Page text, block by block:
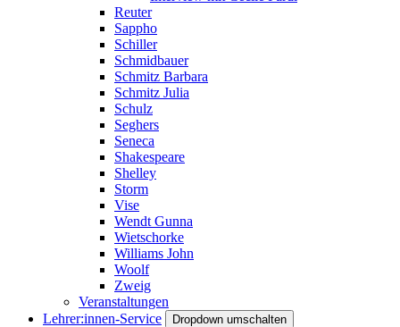
Reuter
Sappho
Schiller
Schmidbauer
Schmitz Barbara
Schmitz Julia
Schulz
Seghers
Seneca
Shakespeare
Shelley
Storm
Vise
Wendt Gunna
Wietschorke
Williams John
Woolf
Zweig
Veranstaltungen
Lehrer:innen-Service
Dropdown umschalten